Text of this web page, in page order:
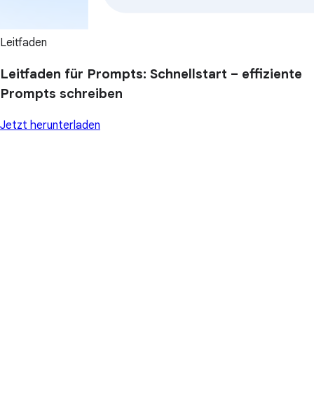
Leitfaden
Leitfaden für Prompts: Schnellstart – effiziente
Prompts schreiben
Jetzt herunterladen